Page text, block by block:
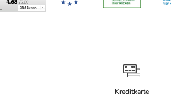
Kreditkarte